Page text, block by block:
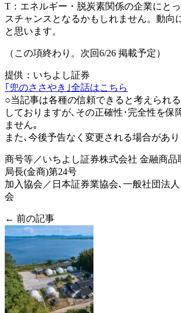
T： エネルギー・脱炭素関係の企業にと
スチャンスとなるかもしれません。動向
と思います。
（この項終わり。次回6/26 掲載予定）
提供：いちよし証券
｢兜のささやき｣全話はこちら
○当記事は各種の信頼できると考えられ
しておりますが､その正確性･完全性を保
ません｡
また､今後予告なく変更される場合があり
商号等／いちよし証券株式会社 金融商品
局長(金商)第24号
加入協会／日本証券業協会､一般社団法
会
← 前の記事